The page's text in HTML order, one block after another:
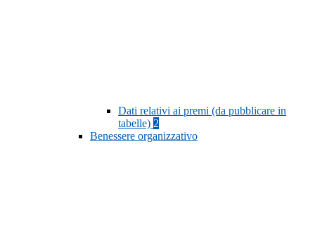
Dati relativi ai premi (da pubblicare in
tabelle) 2
Benessere organizzativo